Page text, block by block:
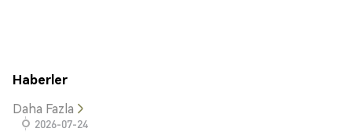
Haberler
Daha Fazla
2026-07-24